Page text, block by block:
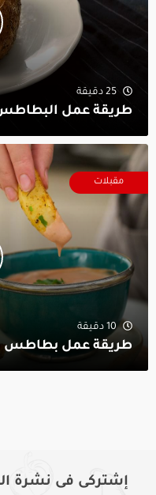
25 دقيقة
طريقة عمل
مقبلات
10 دقيقة
طريقة عمل بطاطس
إشتركى فى نشرة